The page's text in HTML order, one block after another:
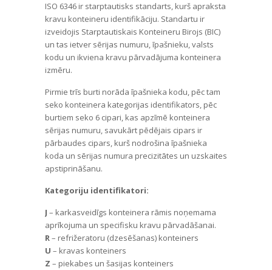
ISO 6346 ir starptautisks standarts, kurš apraksta
kravu konteineru identifikāciju. Standartu ir
izveidojis Starptautiskais Konteineru Birojs (BIC)
un tas ietver sērijas numuru, īpašnieku, valsts
kodu un ikviena kravu pārvadājuma konteinera
izmēru.
Pirmie trīs burti norāda īpašnieka kodu, pēc tam
seko konteinera kategorijas identifikators, pēc
burtiem seko 6 cipari, kas apzīmē konteinera
sērijas numuru, savukārt pēdējais cipars ir
pārbaudes cipars, kurš nodrošina īpašnieka
koda un sērijas numura precizitātes un uzskaites
apstiprināšanu.
Kategoriju identifikatori:
J – karkasveidīgs konteinera rāmis noņemama
aprīkojuma un specifisku kravu pārvadāšanai.
R– refrižeratoru (dzesēšanas) konteiners
U – kravas konteiners
Z – piekabes un šasijas konteiners